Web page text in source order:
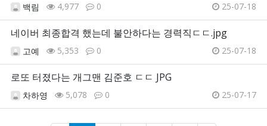
백림 4,977 0 25-07-18
네이버 최종합격 했는데 불안하다는 경력직ㄷㄷ.jpg
고예 5,353 0 25-07-18
로또 터졌다는 개그맨 김준호 ㄷㄷ JPG
차하영 5,078 0 25-07-17